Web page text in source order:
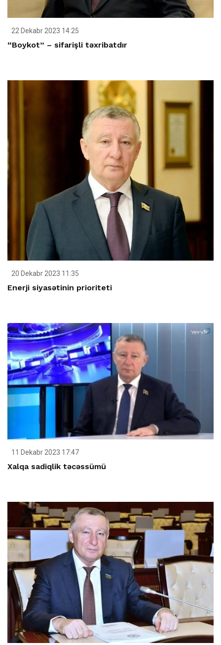
22 Dekabr 2023 14:25
“Boykot” – sifarişli təxribatdır
20 Dekabr 2023 11:35
Enerji siyasətinin prioriteti
11 Dekabr 2023 17:47
Xalqa sadiqlik təcəssümü